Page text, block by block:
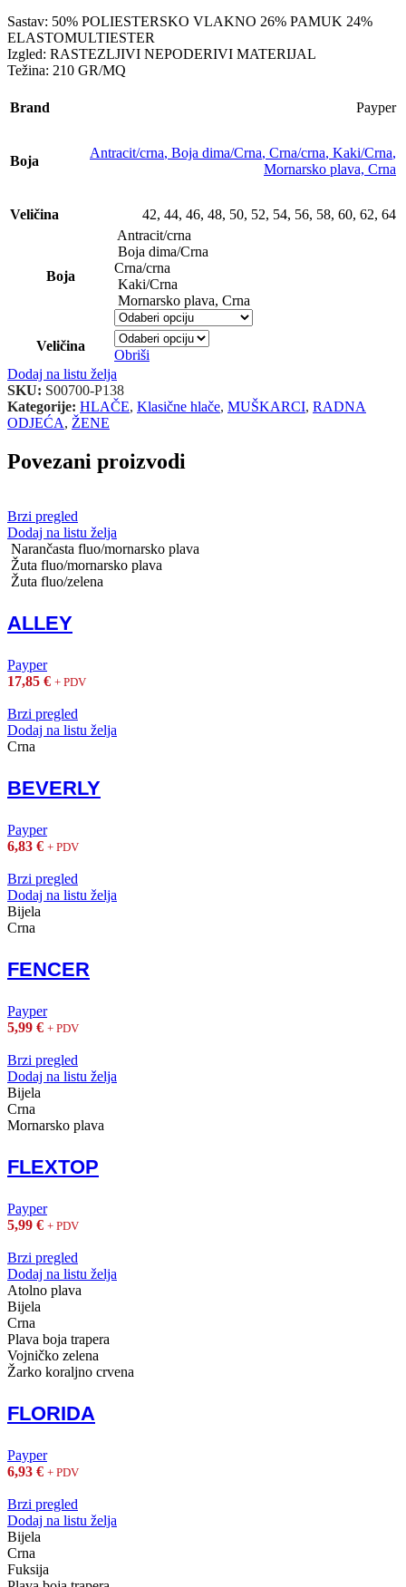
Sastav: 50% POLIESTERSKO VLAKNO 26% PAMUK 24%
ELASTOMULTIESTER
Izgled: RASTEZLJIVI NEPODERIVI MATERIJAL
Težina: 210 GR/MQ
Brand Payper
Boja
Antracit/crna, Boja dima/Crna, Crna/crna, Kaki/Crna,
Mornarsko plava, Crna
Veličina 42, 44, 46, 48, 50, 52, 54, 56, 58, 60, 62, 64
Boja
Antracit/crna
Boja dima/Crna
Crna/crna
Kaki/Crna
Mornarsko plava, Crna
Veličina
Obriši
Dodaj na listu želja
SKU: S00700-P138
Kategorije: HLAČE, Klasične hlače, MUŠKARCI, RADNA
ODJEĆA, ŽENE
Povezani proizvodi
Brzi pregled
Dodaj na listu želja
Narančasta fluo/mornarsko plava
Žuta fluo/mornarsko plava
Žuta fluo/zelena
ALLEY
Payper
17,85 € + PDV
Brzi pregled
Dodaj na listu želja
Crna
BEVERLY
Payper
6,83 € + PDV
Brzi pregled
Dodaj na listu želja
Bijela
Crna
FENCER
Payper
5,99 € + PDV
Brzi pregled
Dodaj na listu želja
Bijela
Crna
Mornarsko plava
FLEXTOP
Payper
5,99 € + PDV
Brzi pregled
Dodaj na listu želja
Atolno plava
Bijela
Crna
Plava boja trapera
Vojničko zelena
Žarko koraljno crvena
FLORIDA
Payper
6,93 € + PDV
Brzi pregled
Dodaj na listu želja
Bijela
Crna
Fuksija